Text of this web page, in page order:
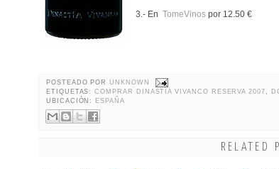
3.- En TomeVinos por 12.50 €
POSTEADO PORUNKNOWN
ETIQUETAS:COMPRAR DINASTÍA VIVANCO RESERVA 2007,
UBICACIÓN: ESPAÑA
RELATED